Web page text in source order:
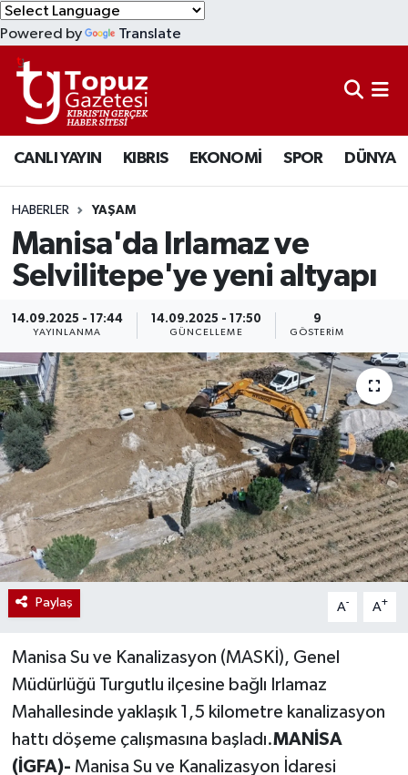
Powered by Translate
CANLI YAYIN KIBRIS EKONOMİ SPOR DÜNYA
HABERLER YAŞAM
Manisa'da Irlamaz ve
Selvilitepe'ye yeni altyapı
14.09.2025 - 17:44
YAYINLANMA
14.09.2025 - 17:50
GÜNCELLEME
9
GÖSTERIM
Paylaş A- A+
Manisa Su ve Kanalizasyon (MASKİ), Genel
Müdürlüğü Turgutlu ilçesine bağlı Irlamaz
Mahallesinde yaklaşık 1,5 kilometre kanalizasyon
hattı döşeme çalışmasına başladı.MANİSA
(İGFA)- Manisa Su ve Kanalizasyon İdaresi
KIBRIS
DÜNYA
EKONOMİ
MAGAZİN
SAĞLIK
TÜRKİYE
Lefkoşa Nöbetçi Eczaneler
Lefkoşa Hava Durumu
Lefkoşa Trafik Yoğunluk Haritası
Süper Lig Puan Durumu ve Fikstür
Tüm Manşetler